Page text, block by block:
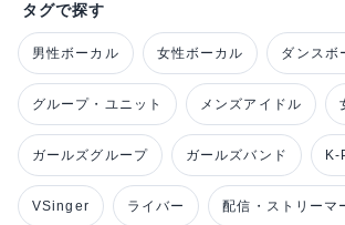
タグで探す
男性ボーカル 女性ボーカル ダンスボ
グループ・ユニット メンズアイドル
ガールズグループ ガールズバンド K-
VSinger ライバー 配信・ストリーマ